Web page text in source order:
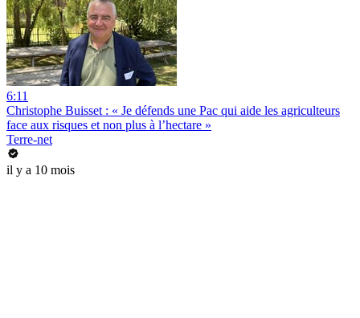
6:11
Christophe Buisset : « Je défends une Pac qui aide les agriculteurs
face aux risques et non plus à l’hectare »
Terre-net
il y a 10 mois